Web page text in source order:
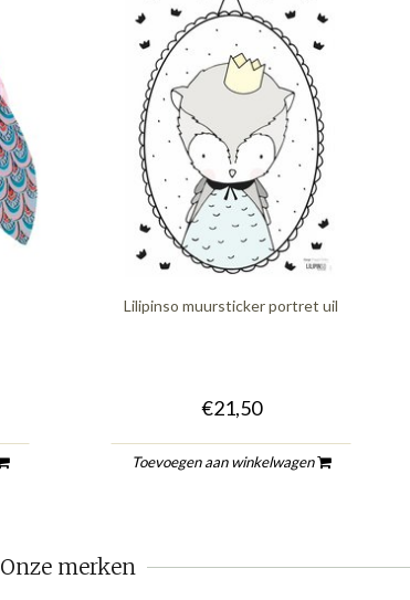
Lilipinso muursticker portret uil
€21,50
Toevoegen aan winkelwagen
Onze merken